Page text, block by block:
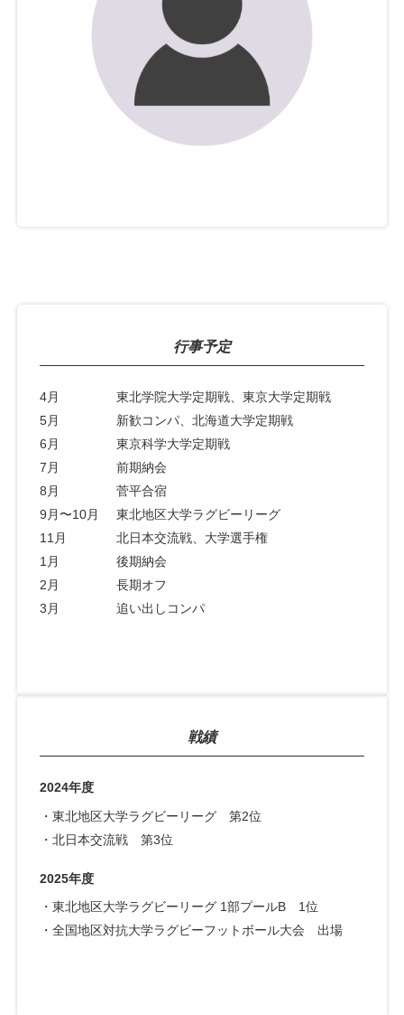
行事予定
4月
東北学院大学定期戦、東京大学定期戦
5月
新歓コンパ、北海道大学定期戦
6月
東京科学大学定期戦
7月
前期納会
8月
菅平合宿
9月〜10月
東北地区大学ラグビーリーグ
11月
北日本交流戦、大学選手権
1月
後期納会
2月
長期オフ
3月
追い出しコンパ
戦績
2024年度
・東北地区大学ラグビーリーグ 第2位
・北日本交流戦 第3位
2025年度
・東北地区大学ラグビーリーグ 1部プールB 1位
・全国地区対抗大学ラグビーフットボール大会 出場